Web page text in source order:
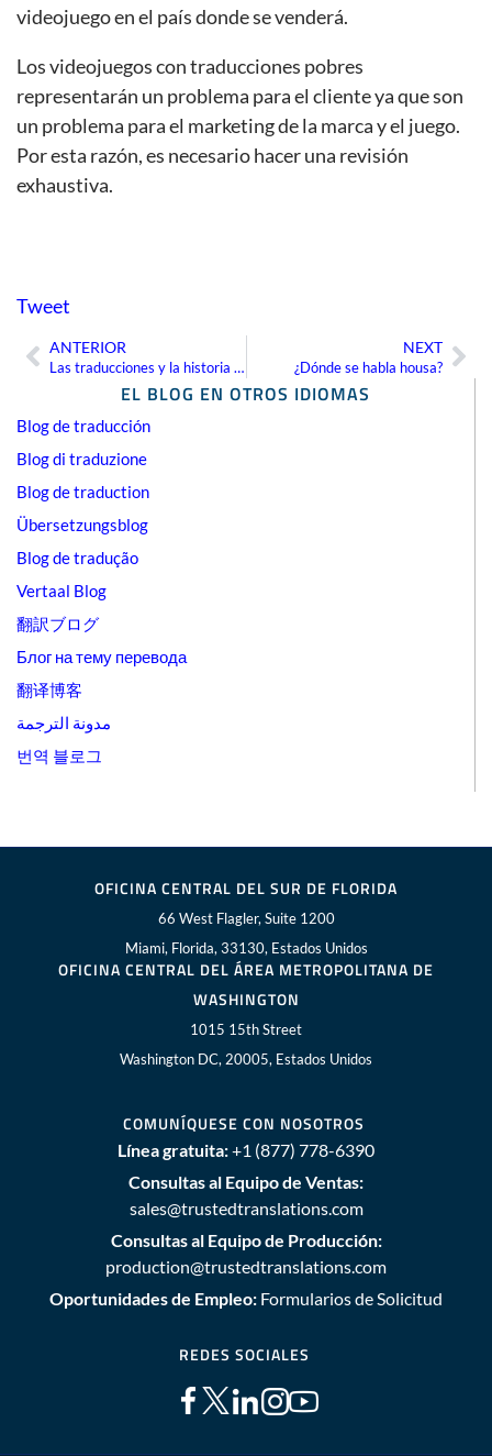
EL BLOG EN OTROS IDIOMAS
Blog de traducción
Blog di traduzione
Blog de traduction
Übersetzungsblog
Blog de tradução
Vertaal Blog
翻訳ブログ
Блог на тему перевода
翻译博客
مدونة الترجمة
번역 블로그
videojuego en el país donde se venderá.
Los videojuegos con traducciones pobres
representarán un problema para el cliente ya que son
un problema para el marketing de la marca y el juego.
Por esta razón, es necesario hacer una revisión
exhaustiva.
Tweet
AntANTERIOR
Las traducciones y la historia china
NEXT
¿Dónde se habla housa?
OFICINA CENTRAL DEL SUR DE FLORIDA
66 West Flagler, Suite 1200
Miami, Florida, 33130, Estados Unidos
OFICINA CENTRAL DEL ÁREA METROPOLITANA DE
WASHINGTON
1015 15th Street
Washington DC, 20005, Estados Unidos
COMUNÍQUESE CON NOSOTROS
Línea gratuita:+1 (877) 778-6390
Consultas al Equipo de Ventas:
sales@trustedtranslations.com
Consultas al Equipo de Producción:
production@trustedtranslations.com
Oportunidades de Empleo: Formularios de Solicitud
REDES SOCIALES